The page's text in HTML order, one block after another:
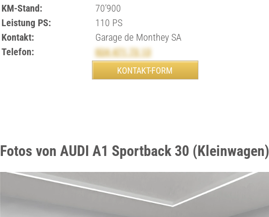
KM-Stand:
70’900
Leistung PS:
110 PS
Kontakt:
Garage de Monthey SA
Telefon:
024 471 73 13
Fotos von AUDI A1 Sportback 30 (Kleinwagen)